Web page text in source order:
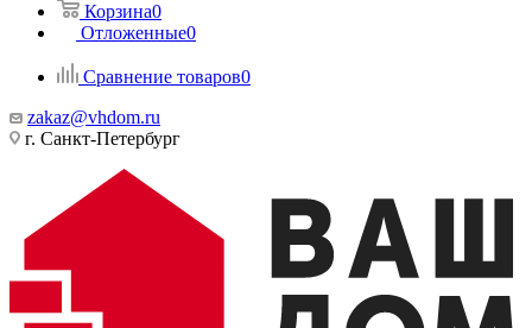
Корзина0
Отложенные0
Сравнение товаров0
zakaz@vhdom.ru
г. Санкт-Петербург